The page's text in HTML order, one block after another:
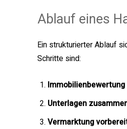
Ablauf eines
Ein strukturierter Ablauf
Schritte sind:
Immobilienbewertung
Unterlagen
Vermarktung